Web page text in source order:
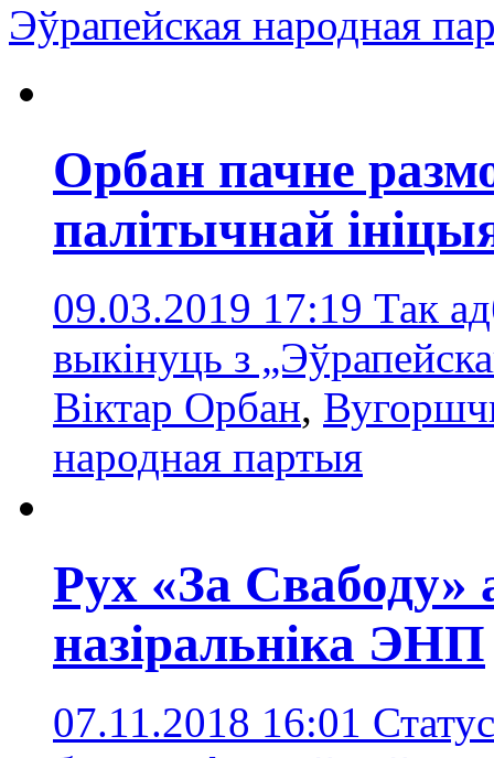
Эўрапейская народная
Орбан пачне
палітычнай
09.03.2019 17:19 Так
выкінуць з
Віктар Орбан,
народная партыя
Рух «За Свабоду»
назіральніка ЭНП
07.11.2018 16:01